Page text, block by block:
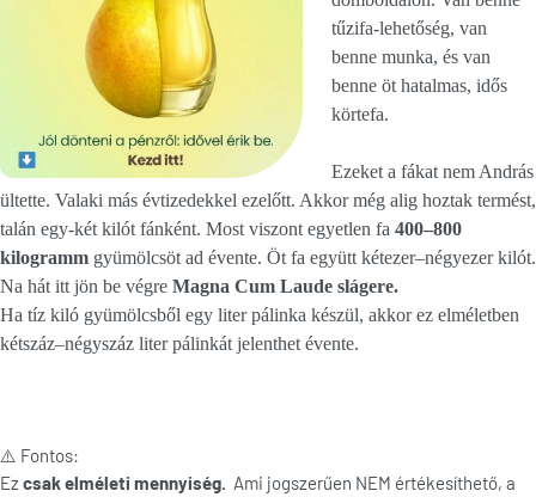
tűzifa-lehetőség, van
benne munka, és van
benne öt hatalmas, idős
körtefa.
Ezeket a fákat nem András
ültette. Valaki más évtizedekkel ezelőtt. Akkor még alig hoztak termést,
talán egy-két kilót fánként. Most viszont egyetlen fa 400–800
kilogramm gyümölcsöt ad évente. Öt fa együtt kétezer–négyezer kilót.
Na hát itt jön be végre Magna Cum Laude slágere.
Ha tíz kiló gyümölcsből egy liter pálinka készül, akkor ez elméletben
kétszáz–négyszáz liter pálinkát jelenthet évente.
⚠ ️ Fontos:
Ez csak elméleti mennyiség. Ami jogszerűen NEM értékesíthető, a